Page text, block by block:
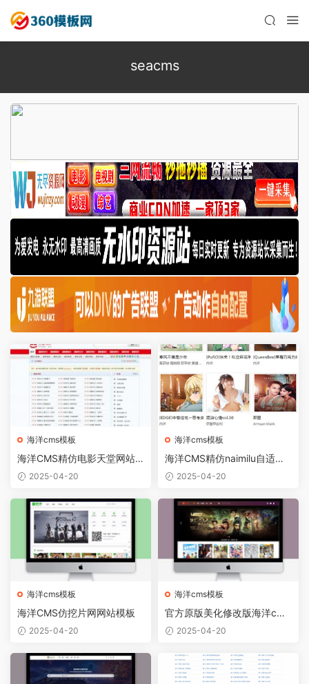
seacms
海洋cms模板
海洋CMS精仿电影天堂网站
模板2025-04-20
海洋cms模板
海洋CMS精仿naimilu自适应
模板2025-04-20
海洋cms模板
海洋CMS仿挖片网网站模板
2025-04-20
海洋cms模板
官方原版美化修改版海洋cms
模板2025-04-20